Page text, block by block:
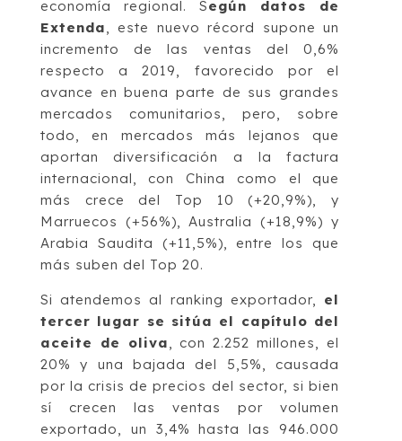
economía regional. Según datos de
Extenda, este nuevo récord supone un
incremento de las ventas del 0,6%
respecto a 2019, favorecido por el
avance en buena parte de sus grandes
mercados comunitarios, pero, sobre
todo, en mercados más lejanos que
aportan diversificación a la factura
internacional, con China como el que
más crece del Top 10 (+20,9%), y
Marruecos (+56%), Australia (+18,9%) y
Arabia Saudita (+11,5%), entre los que
más suben del Top 20.
Si atendemos al ranking exportador, el
tercer lugar se sitúa el capítulo del
aceite de oliva, con 2.252 millones, el
20% y una bajada del 5,5%, causada
por la crisis de precios del sector, si bien
sí crecen las ventas por volumen
exportado, un 3,4% hasta las 946.000